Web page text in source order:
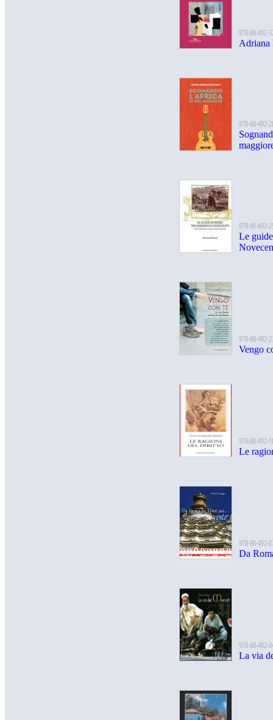
978-88-492-
Adriana
978-88-492-
978-88-492-
Le
978-88-492-
Vengo
978-88-492-
Le
978-88-492-
Da
978-88-492-
La via